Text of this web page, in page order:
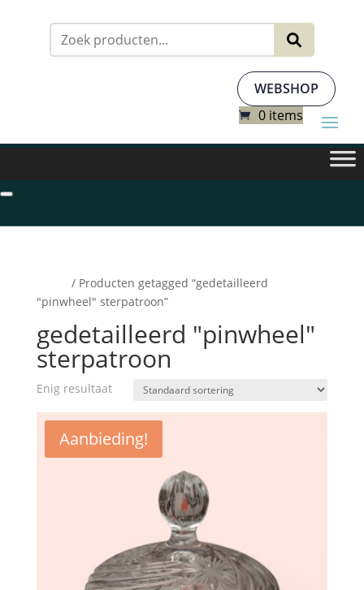
WEBSHOP
0 items
/ Producten getagged “gedetailleerd
"pinwheel" sterpatroon”
gedetailleerd "pinwheel"
sterpatroon
Enig resultaat
Aanbieding!